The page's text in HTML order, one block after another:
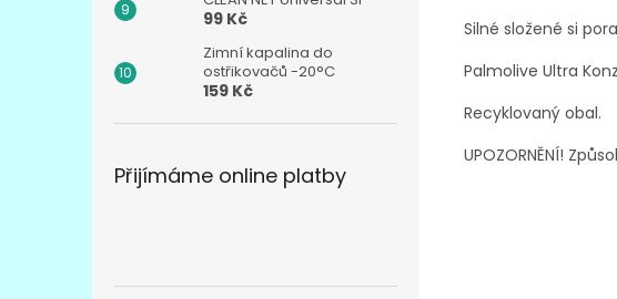
99 Kč
Zimní kapalina do
ostřikovačů -20°C
159 Kč
Přijímáme online platby
Silné složené si
Palmolive Ultra
Recyklovaný obal.
UPOZORNĚNÍ!